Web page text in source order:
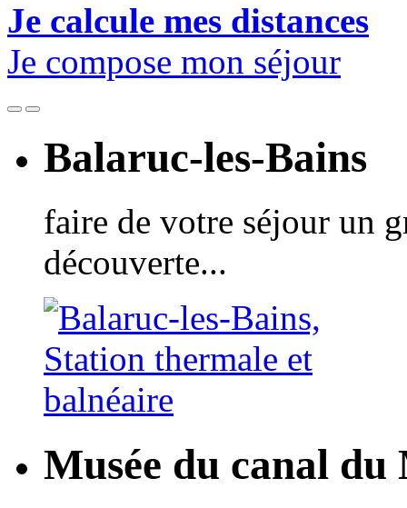
Je calcule mes distances
Je compose mon séjour
Balaruc-les-Bains
faire de votre séjour un
découverte...
Musée du canal